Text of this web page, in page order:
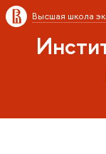
Высшая школа